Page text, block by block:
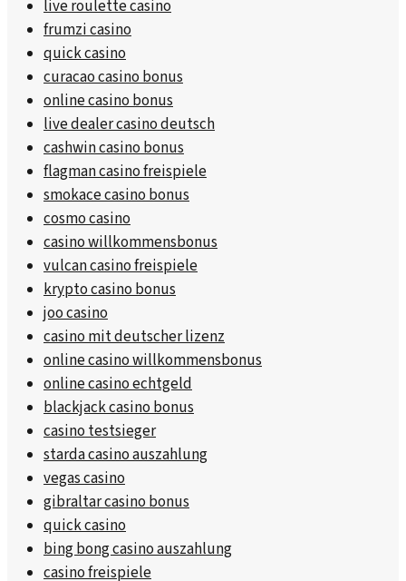
live roulette casino
frumzi casino
quick casino
curacao casino bonus
online casino bonus
live dealer casino deutsch
cashwin casino bonus
flagman casino freispiele
smokace casino bonus
cosmo casino
casino willkommensbonus
vulcan casino freispiele
krypto casino bonus
joo casino
casino mit deutscher lizenz
online casino willkommensbonus
online casino echtgeld
blackjack casino bonus
casino testsieger
starda casino auszahlung
vegas casino
gibraltar casino bonus
quick casino
bing bong casino auszahlung
casino freispiele